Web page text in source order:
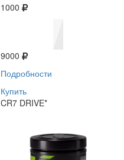
1000
9000
Подробности
Купить
CR7 DRIVE*